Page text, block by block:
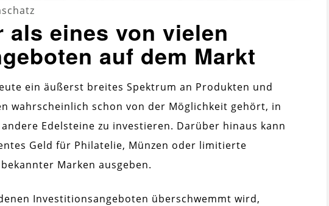
eines von vielen
auf dem Markt
ein äußerst breites Spektrum an Produkten und
wahrscheinlich schon von der Möglichkeit gehört, in
Edelsteine ​​zu investieren. Darüber hinaus kann
Geld für Philatelie, Münzen oder limitierte
Marken ausgeben.
Investitionsangeboten überschwemmt wird,